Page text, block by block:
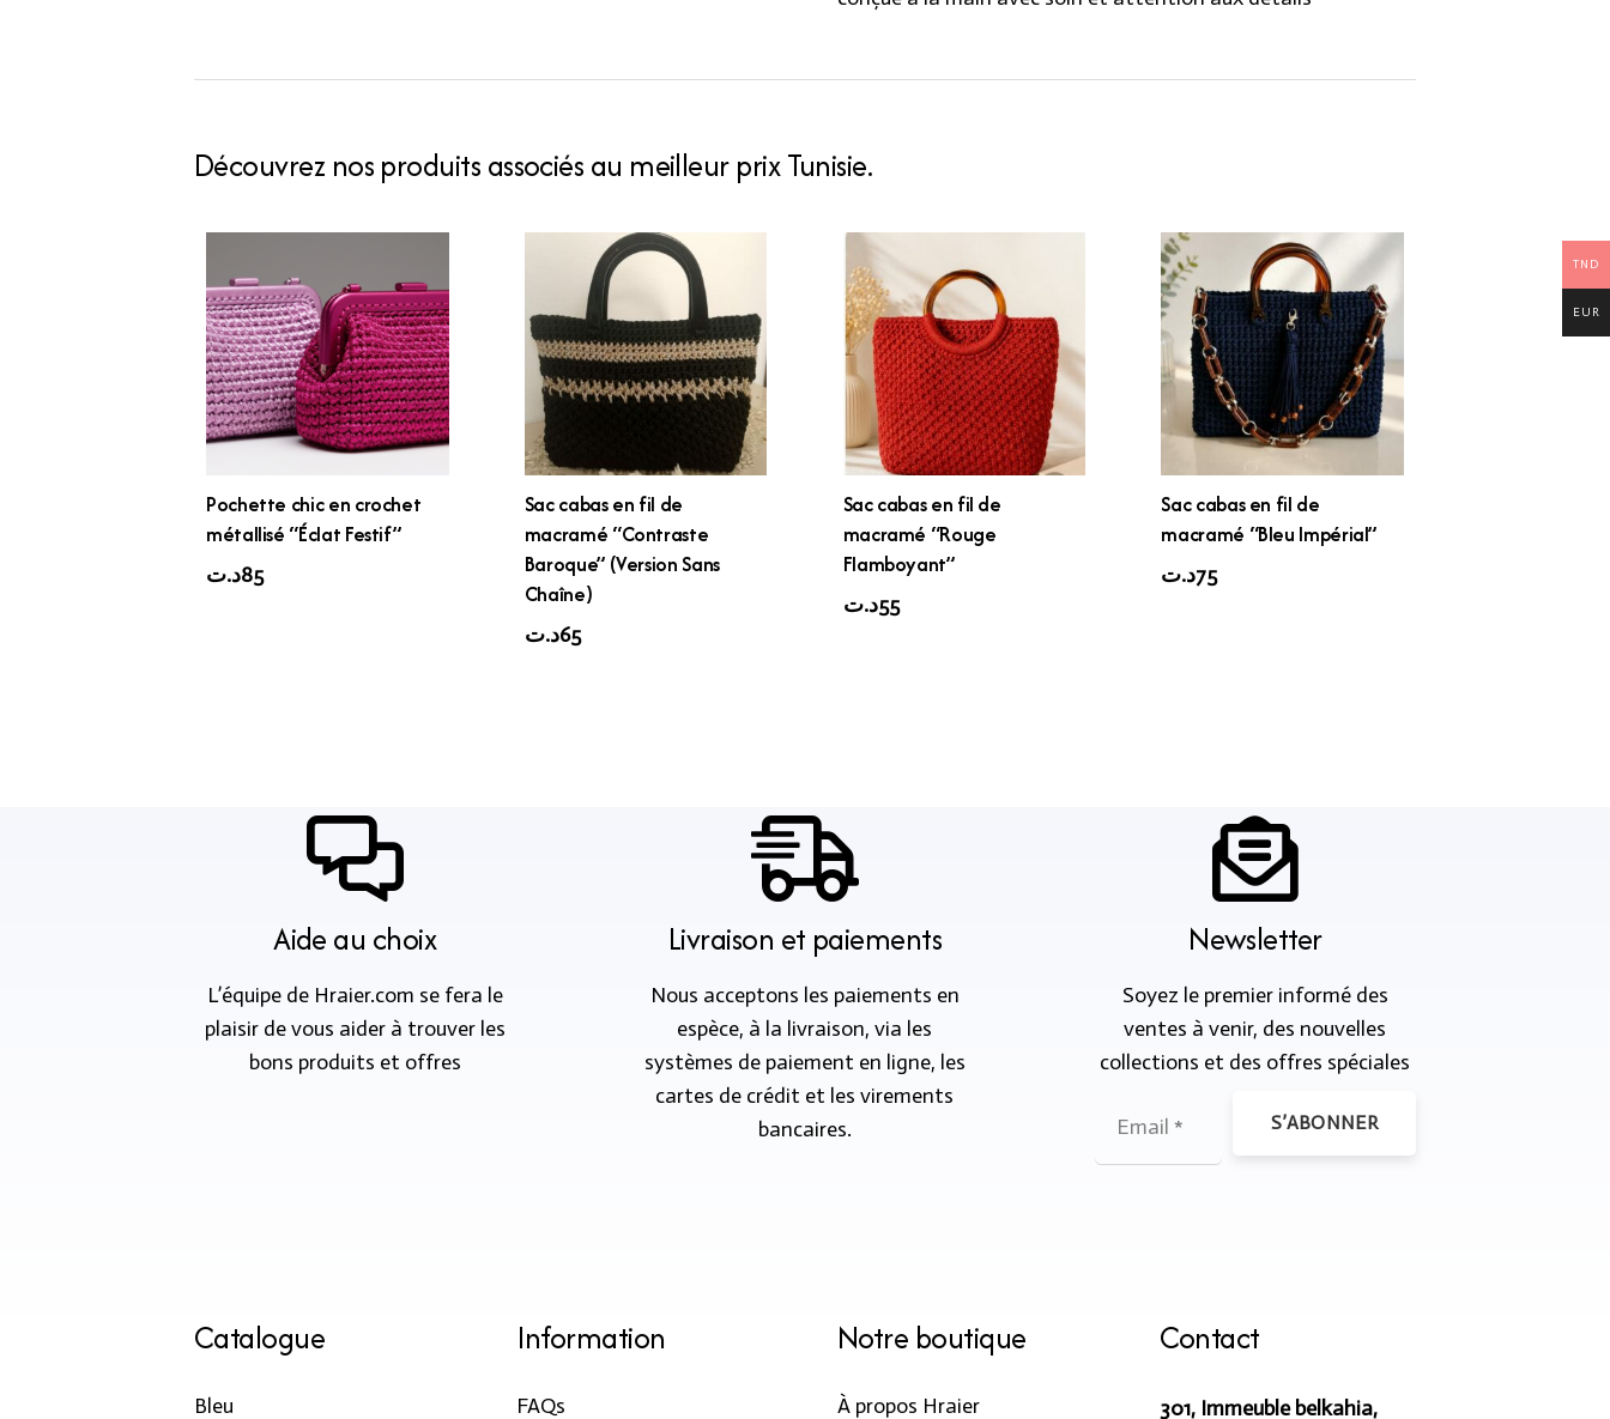
Découvrez nos produits associés au meilleur prix Tunisie.
Pochette chic en crochet
métallisé “Éclat Festif”
85د.ت
Sac cabas en fil de
macramé “Contraste
Baroque” (Version Sans
Chaîne)
65د.ت
Sac cabas en fil de
macramé “Rouge
Flamboyant”
55د.ت
Sac cabas en fil de
macramé “Bleu Impérial”
75د.ت
Aide au choix
L’équipe de Hraier.com se fera le
plaisir de vous aider à trouver les
bons produits et offres
Livraison et paiements
Nous acceptons les paiements en
espèce, à la livraison, via les
systèmes de paiement en ligne, les
cartes de crédit et les virements
bancaires.
Newsletter
Soyez le premier informé des
ventes à venir, des nouvelles
collections et des offres spéciales
S’ABONNER
Catalogue
Bleu
Information
FAQs
Notre boutique
À propos Hraier
Contact
301, Immeuble belkahia,
TND
EUR